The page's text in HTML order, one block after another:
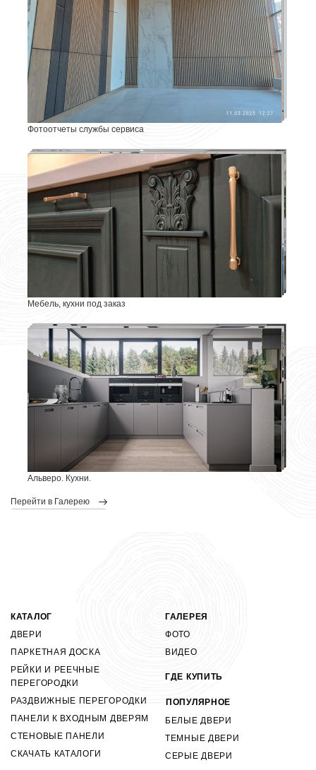
Фотоотчеты службы сервиса
Мебель, кухни под заказ
Альверо. Кухни.
перейти в Галерею
КАТАЛОГ
ДВЕРИ
ПАРКЕТНАЯ ДОСКА
РЕЙКИ И РЕЕЧНЫЕ
ПЕРЕГОРОДКИ
РАЗДВИЖНЫЕ ПЕРЕГОРОДКИ
ПАНЕЛИ К ВХОДНЫМ ДВЕРЯМ
СТЕНОВЫЕ ПАНЕЛИ
СКАЧАТЬ КАТАЛОГИ
ГАЛЕРЕЯ
ФОТО
ВИДЕО
ГДЕ КУПИТЬ
ПОПУЛЯРНОЕ
БЕЛЫЕ ДВЕРИ
ТЕМНЫЕ ДВЕРИ
СЕРЫЕ ДВЕРИ